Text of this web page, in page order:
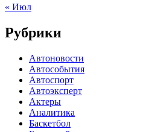
« Июл
Рубрики
Автоновости
Автособытия
Автоспорт
Автоэксперт
Актеры
Аналитика
Баскетбол